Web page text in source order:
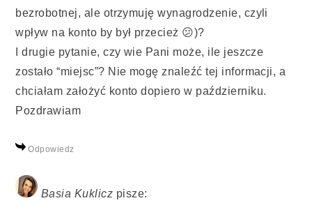
bezrobotnej, ale otrzymuję wynagrodzenie, czyli
wpływ na konto by był przecież 😕)?
I drugie pytanie, czy wie Pani może, ile jeszcze
zostało “miejsc”? Nie mogę znaleźć tej informacji, a
chciałam założyć konto dopiero w październiku.
Pozdrawiam
Odpowiedz
Basia Kuklicz pisze: